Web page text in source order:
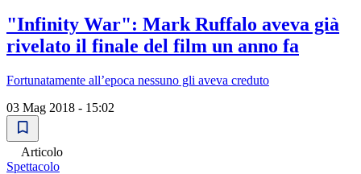
"Infinity War": Mark Ruffalo aveva già
rivelato il finale del film un anno fa
Fortunatamente all’epoca nessuno gli aveva creduto
03 Mag 2018 - 15:02
Articolo
Spettacolo